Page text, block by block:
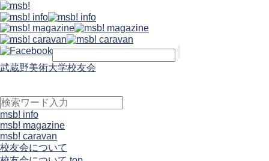
武蔵野美術大学校友会
msb! info
msb! magazine
msb! caravan
校友会について